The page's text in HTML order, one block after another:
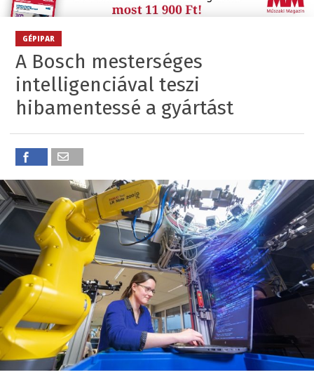
GÉPIPAR
A Bosch mesterséges
intelligenciával teszi
hibamentessé a gyártást